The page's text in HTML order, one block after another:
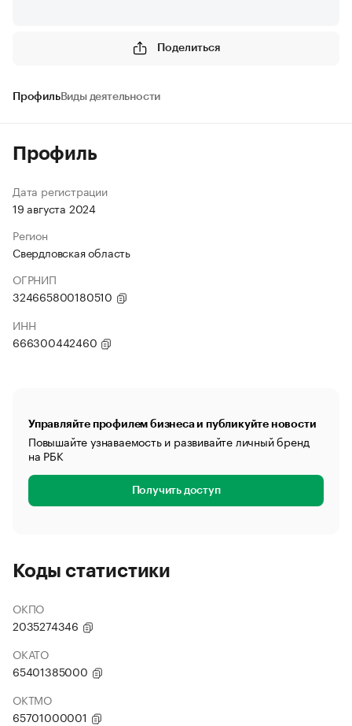
Поделиться
ПрофильВиды деятельности
Профиль
Дата регистрации
19 августа 2024
Регион
Свердловская область
ОГРНИП
324665800180510
ИНН
666300442460
Управляйте профилем бизнеса и публикуйте новости
Повышайте узнаваемость и развивайте личный бренд
на РБК
Получить доступ
Коды статистики
ОКПО
2035274346
ОКАТО
65401385000
ОКТМО
65701000001